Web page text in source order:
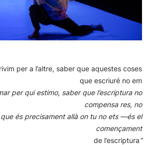
per a l’altre, saber que aquestes coses
que escriuré no em
per qui estimo, saber que l’escriptura no
compensa res, no
és precisament allà on tu no ets —és el
començament
de l’escriptura”